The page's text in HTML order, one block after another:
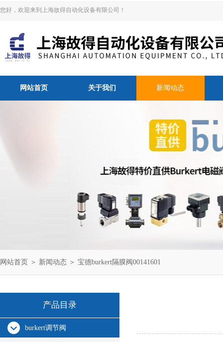
您好，欢迎来到上海故得自动化设备有限公司！
网站首页 关于我们 新闻动态
网站首页 ＞ 新闻动态 ＞ 宝德burkert隔膜阀00141601
产品目录
burkert调节阀